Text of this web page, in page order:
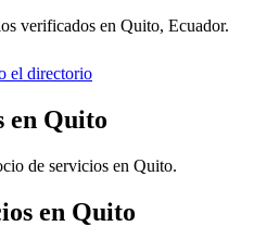
verificados en Quito, Ecuador.
el directorio
en Quito
de servicios en Quito.
en Quito